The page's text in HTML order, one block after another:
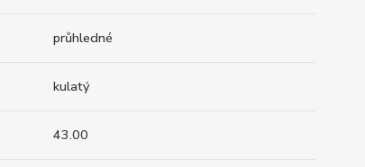
průhledné
kulatý
43.00